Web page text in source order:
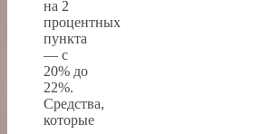
на 2
процентных
пункта
— с
20% до
22%.
Средства,
которые